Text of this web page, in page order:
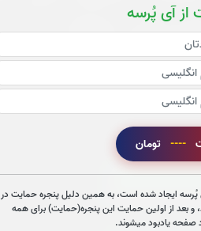
از آی پُرسه
---- تومان
ایجاد شده است، به همین دلیل پنجره حمایت در
و بعد از اولین حمایت این پنجره(حمایت) برای همه
صفحه یادبود میشوند.